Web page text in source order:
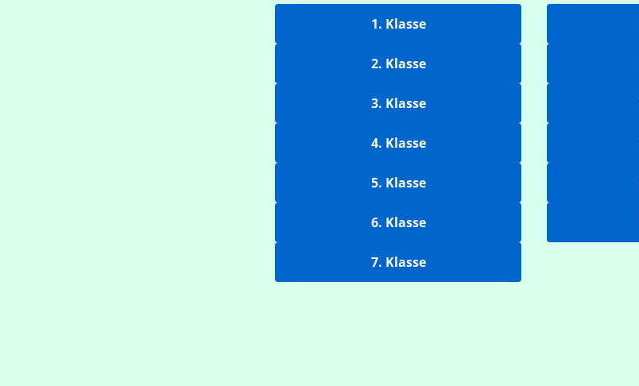
1. Klasse
2. Klasse
3. Klasse
4. Klasse
5. Klasse
6. Klasse
7. Klasse